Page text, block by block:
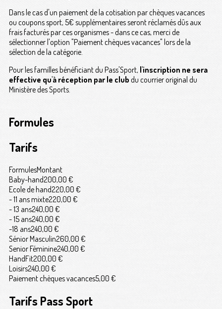
Dans le cas d'un paiement de la cotisation par chèques vacances
ou coupons sport, 5€ supplémentaires seront réclamés dûs aux
frais facturés par ces organismes - dans ce cas, merci de
sélectionner l'option "Paiement chèques vacances" lors de la
sélection de la catégorie.
Pour les familles bénéficiant du Pass'Sport, l'inscription ne sera
effective qu'à réception par le club du courrier original du
Ministère des Sports.
Formules
Tarifs
FormulesMontant
Baby-hand200,00 €
Ecole de hand220,00 €
- 11 ans mixte220,00 €
- 13 ans240,00 €
- 15 ans240,00 €
-18 ans240,00 €
Sénior Masculin260,00 €
Senior Féminine240,00 €
HandFit200,00 €
Loisirs240,00 €
Paiement chèques vacances5,00 €
Tarifs Pass Sport